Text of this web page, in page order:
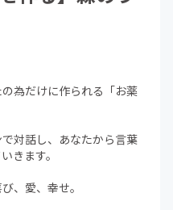
ールアドレスをご記入の
示はお届け商品のラベル
ン会員の特典内容も含ま
為だけに作られる「お薬
対話し、あなたから言葉
きます。
、愛、幸せ。